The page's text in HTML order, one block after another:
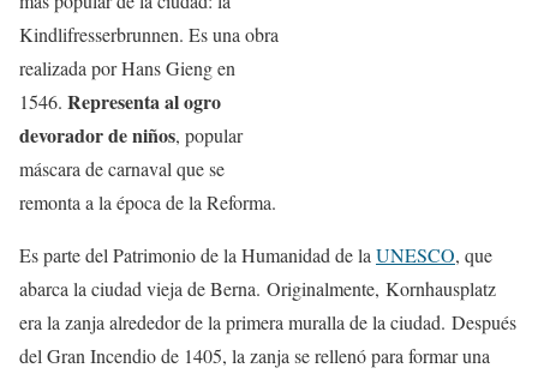
Kindlifresserbrunnen. Es una obra
realizada por Hans Gieng en
1546. Representa al ogro
devorador de niños, popular
máscara de carnaval que se
remonta a la época de la Reforma.
Es parte del Patrimonio de la Humanidad de la UNESCO, que
abarca la ciudad vieja de Berna. Originalmente, Kornhausplatz
era la zanja alrededor de la primera muralla de la ciudad. Después
del Gran Incendio de 1405, la zanja se rellenó para formar una